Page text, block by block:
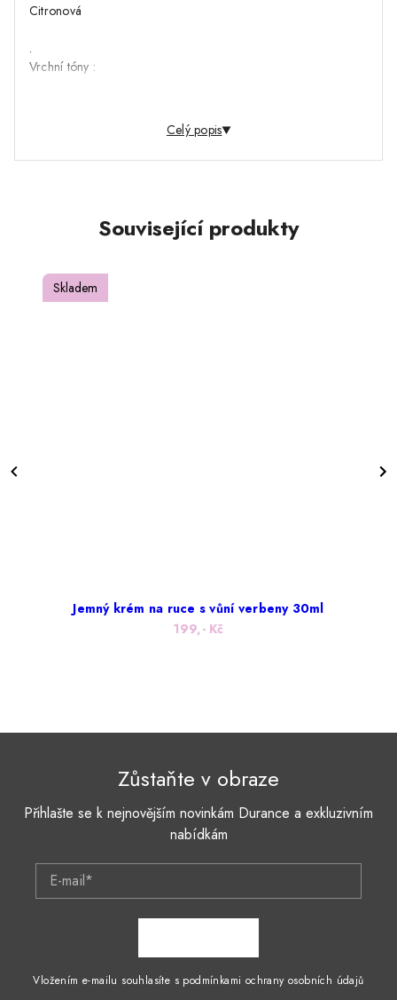
Citronová
.
Vrchní tóny :
Celý popis
Související produkty
Skladem
Jemný krém na ruce s vůní verbeny 30ml
199,- Kč
Zůstaňte v obraze
Přihlašte se k nejnovějším novinkám Durance a exkluzivním
nabídkám
E-mail*
Vložením e-mailu souhlasíte s podmínkami ochrany osobních údajů